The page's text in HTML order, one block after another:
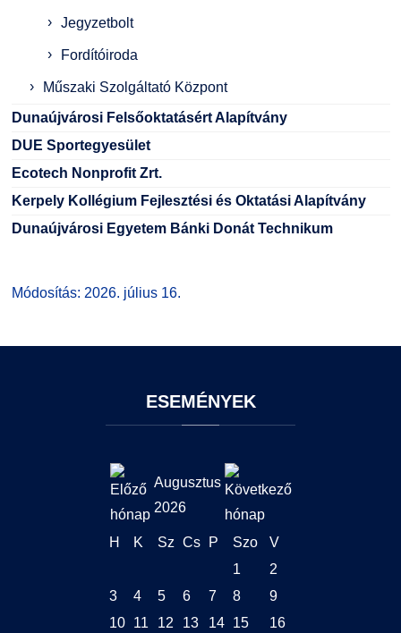
Jegyzetbolt
Fordítóiroda
Műszaki Szolgáltató Központ
Dunaújvárosi Felsőoktatásért Alapítvány
DUE Sportegyesület
Ecotech Nonprofit Zrt.
Kerpely Kollégium Fejlesztési és Oktatási Alapítvány
Dunaújvárosi Egyetem Bánki Donát Technikum
Módosítás: 2026. július 16.
ESEMÉNYEK
Augusztus
2026
H K Sz Cs P Szo
V
1
2
3
4 5 6 7 8
9
10
11 12 13 14 15
16